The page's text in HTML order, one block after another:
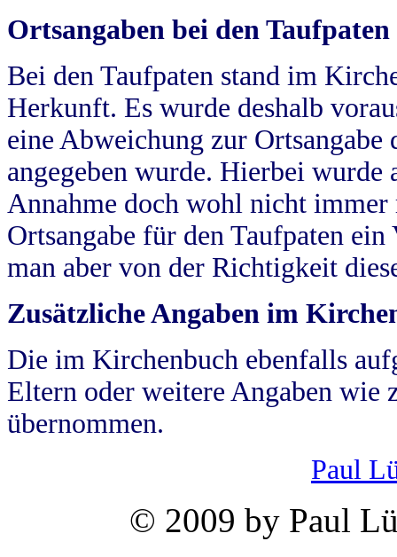
Ortsangaben bei den Taufpaten
Bei den Taufpaten stand im
Herkunft. Es wurde deshalb
eine Abweichung zur
angegeben wurde. Hierbei wurde
Annahme doch wohl nicht
Ortsangabe für den Taufpaten
man aber von der Richtigkeit
Zusätzliche Angaben im
Die im Kirchenbuch ebenfalls
Eltern oder weitere Angaben wie
übernommen.
Paul
© 2009 by Paul